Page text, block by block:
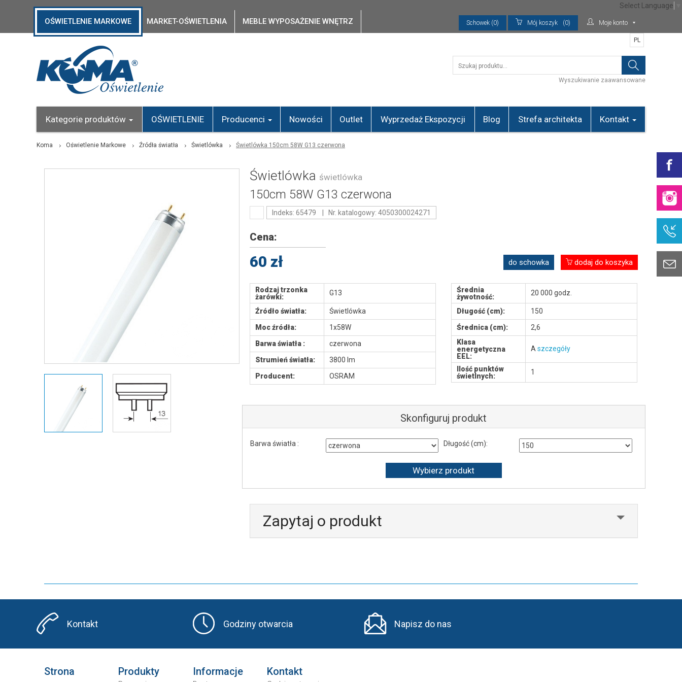
OŚWIETLENIE MARKOWE MARKET-OŚWIETLENIA MEBLE WYPOSAŻENIE WNĘTRZ Schowek (0) Mój koszyk (0) Moje konto
Wyszukiwanie zaawansowane
PL
Kategorie produktów OŚWIETLENIE Producenci Nowości Outlet Wyprzedaż Ekspozycji Blog Strefa architekta Kontakt
Koma Oświetlenie Markowe Źródła światła Świetlówka Świetlówka 150cm 58W G13 czerwona
Świetlówka świetlówka
150cm 58W G13 czerwona
Indeks: 65479 | Nr. katalogowy: 4050300024271
Cena:
60 zł do schowka dodaj do koszyka
Rodzaj trzonka
żarówki:
G13
Źródło światła:
Świetlówka
Moc źródła:
1x58W
Barwa światła :
czerwona
Strumień światła:
3800 lm
Producent:
OSRAM
Średnia
żywotność:
20 000 godz.
Długość (cm):
150
Średnica (cm):
2,6
Klasa
energetyczna
EEL:
Aszczegóły
Ilość punktów
świetlnych:
1
Skonfiguruj produkt
Barwa światła : Długość (cm):
Zapytaj o produkt
Kontakt Godziny otwarcia Napisz do nas
Strona
Produkty Informacje Kontakt
Select Language